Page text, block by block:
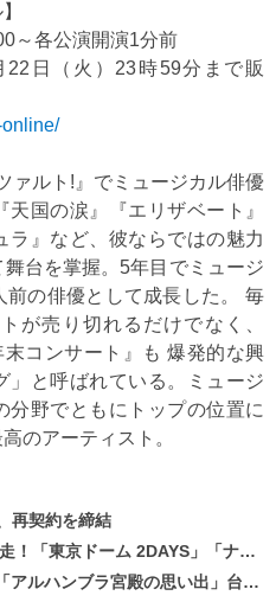
～各公演開演1分前
日（火）23時59分まで販
online/
ァルト!』でミュージカル俳優
国の涙』『エリザベート』
ラ』など、彼ならではの魅力
台を掌握。5年目でミュージ
前の俳優として成長した。 毎
が売り切れるだけでなく、
末コンサート』も 爆発的な興
」と呼ばれている。ミュージ
分野でともにトップの位置に
のアーティスト。
再契約を締結
ム1DAY」「京セラドーム1DAY」2019年ドームツアー開催決定！！
ブラ宮殿の思い出」台本読み現場を公開